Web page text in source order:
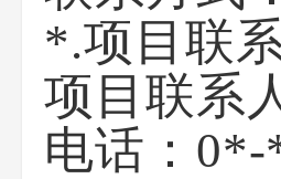
*.项目联
项目联系
电话： 0*-